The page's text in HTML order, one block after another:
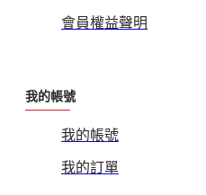
會員權益聲明
我的帳號
我的帳號
我的訂單